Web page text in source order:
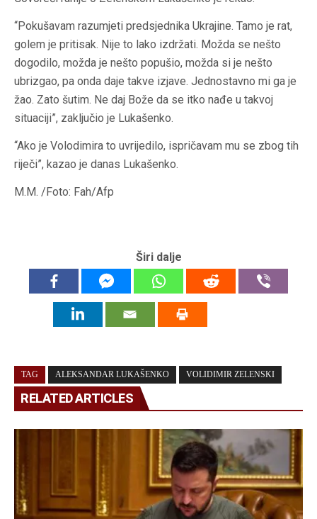
“Pokušavam razumjeti predsjednika Ukrajine. Tamo je rat,
golem je pritisak. Nije to lako izdržati. Možda se nešto
dogodilo, možda je nešto popušio, možda si je nešto
ubrizgao, pa onda daje takve izjave. Jednostavno mi ga je
žao. Zato šutim. Ne daj Bože da se itko nađe u takvoj
situaciji”, zaključio je Lukašenko.
“Ako je Volodimira to uvrijedilo, ispričavam mu se zbog tih
riječi”, kazao je danas Lukašenko.
M.M. /Foto: Fah/Afp
Širi dalje
TAG ALEKSANDAR LUKAŠENKO VOLIDIMIR ZELENSKI
RELATED ARTICLES